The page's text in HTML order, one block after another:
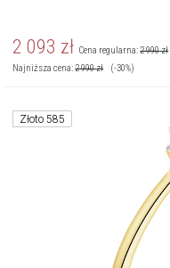
2 093 zł Cena regularna:2 990zł
Najniższa cena:2 990zł (-30%)
Złoto 585